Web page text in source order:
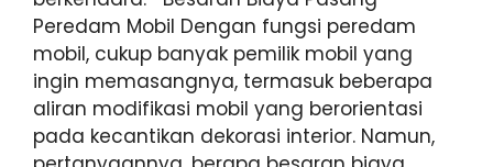
Peredam Mobil Dengan fungsi peredam
mobil, cukup banyak pemilik mobil yang
ingin memasangnya, termasuk beberapa
aliran modifikasi mobil yang berorientasi
pada kecantikan dekorasi interior. Namun,